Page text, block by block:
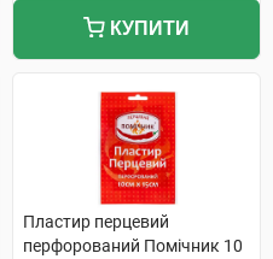
КУПИТИ
Пластир перцевий
перфорований Помічник 10